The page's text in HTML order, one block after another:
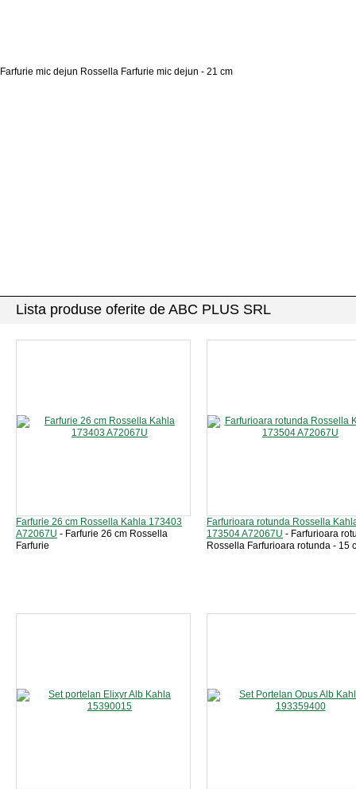
Farfurie mic dejun Rossella Farfurie mic dejun - 21 cm
Lista produse oferite de ABC PLUS SRL
Farfurie 26 cm Rossella Kahla 173403
A72067U - Farfurie 26 cm Rossella
Farfurie
Farfurioara rotunda Rossella
173504 A72067U - Farfurioara
Rossella Farfurioara rotunda - 15